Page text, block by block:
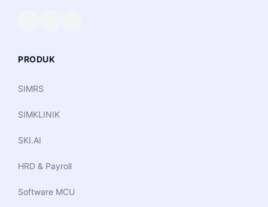
PRODUK
SIMRS
SIMKLINIK
SKI.AI
HRD & Payroll
Software MCU